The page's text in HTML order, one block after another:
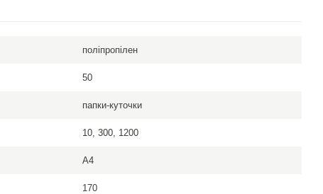
поліпропілен
50
папки-куточки
10, 300, 1200
A4
170